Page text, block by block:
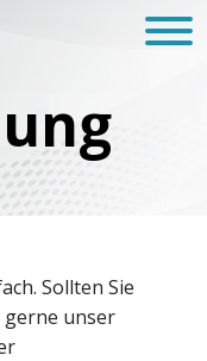
Sollten Sie
gerne unser